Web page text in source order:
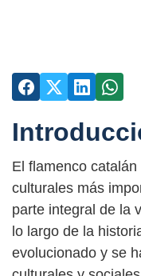
El flamenco
culturales más
parte integral de la
lo largo de la
evolucionado y se